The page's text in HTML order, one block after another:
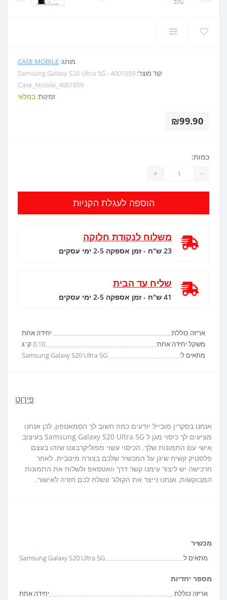
מותג: CASE MOBILE
קוד מוצר: Samsung Galaxy S20 Ultra 5G - 4001059
Case_Mobile_4001059
זמינות: במלאי
₪99.90
אריזה כוללת:
יחידה אחת
משקל יחידה אחת:
0.10 ק"ג
מתאים ל:
Samsung Galaxy S20 Ultra 5G
כמות:
-
+
הוספה לעגלת הקניות
משלוח לנקודת חלוקה
23 ש"ח - זמן אספקה 2-5 ימי עסקים
שליח עד הבית
41 ש"ח - זמן אספקה 2-5 ימי עסקים
פירוט
אנחנו בסקרין מובייל יודעים כמה חשוב לך הסמאטפון, לכן אנחנו
מציעים לך כיסוי מגן ל Samsung Galaxy S20 Ultra 5G בעיצוב
אישי עם התמונות שלך. הכיסוי עשוי מפוליקרבונט שזהו בעצם
פלסטיק קשיח שיגן על המכשיר שלכם בצורה מיטבית. לאחר
הרכישה יש ליצור עימנו קשר דרך וואטסאפ ולשלוח את התמונות
המבוקשות, אנחנו נייצר את הקולג' ונשלח לכם חזרה לאישור.
מכשיר
מתאים ל Samsung Galaxy S20 Ultra 5G
מספר יחדיות
אריזה כוללת יחידה אחת